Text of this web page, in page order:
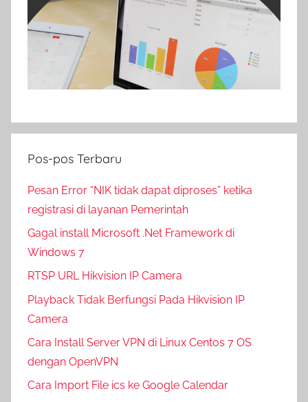
Pos-pos Terbaru
Pesan Error “NIK tidak dapat diproses” ketika
registrasi di layanan Pemerintah
Gagal install Microsoft .Net Framework di
Windows 7
RTSP URL Hikvision IP Camera
Playback Tidak Berfungsi Pada Hikvision IP
Camera
Cara Install Server VPN di Linux Centos 7 OS
dengan OpenVPN
Cara Import File ics ke Google Calendar